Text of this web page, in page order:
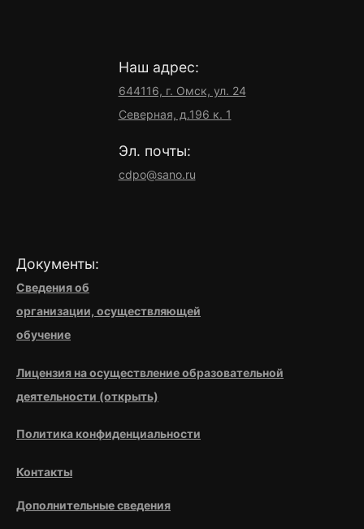
Наш адрес:
644116, г. Омск, ул. 24
Северная, д.196 к. 1
Эл. почты:
cdpo@sano.ru
Документы:
Сведения об
организации, осуществляющей
обучение
Лицензия на осуществление образовательной
деятельности (открыть)
Политика конфиденциальности
Контакты
Дополнительные сведения